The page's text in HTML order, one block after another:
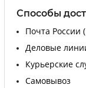
Способы
Почта России
Деловые
Курьерские
Самовывоз